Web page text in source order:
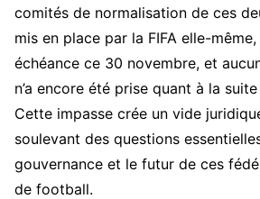
comités de normalisation de ces
mis en place par la FIFA elle-
échéance ce 30 novembre, et
n’a encore été prise quant à la
Cette impasse crée un vide
soulevant des questions
gouvernance et le futur de ces
de football.